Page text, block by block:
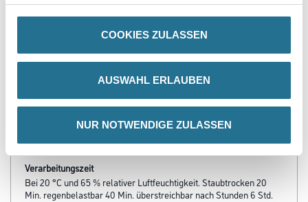
COOKIES ZULASSEN
AUSWAHL ERLAUBEN
NUR NOTWENDIGE ZULASSEN
- Hervorragende Haftung
- Korrosionsschützend (Capalac Metallgrund 783)
- Hohe Farbtonstabilität (Capalac Disbocolor 781)
- Schnell trocknend
Umluft- und Untergrundtemperatur: Mind. 5 °C. Die
Verarbeitungszeit
Bei 20 °C und 65 % relativer Luftfeuchtigkeit. Staubtrocken 20
Min. regenbelastbar 40 Min. überstreichbar nach Stunden 6 Std.